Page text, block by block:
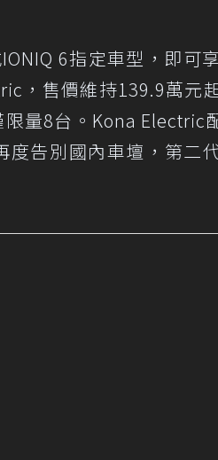
6指定車型，即可
，售價維持139.9萬元
量8台。Kona Electric
告別國內車壇，第二